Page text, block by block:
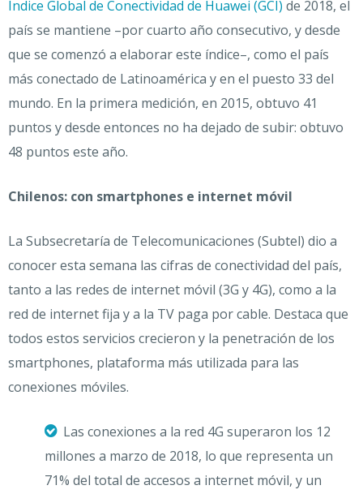
Índice Global de Conectividad de Huawei (GCI) de 2018, el
país se mantiene –por cuarto año consecutivo, y desde
que se comenzó a elaborar este índice–, como el país
más conectado de Latinoamérica y en el puesto 33 del
mundo. En la primera medición, en 2015, obtuvo 41
puntos y desde entonces no ha dejado de subir: obtuvo
48 puntos este año.
Chilenos: con smartphones e internet móvil
La Subsecretaría de Telecomunicaciones (Subtel) dio a
conocer esta semana las cifras de conectividad del país,
tanto a las redes de internet móvil (3G y 4G), como a la
red de internet fija y a la TV paga por cable. Destaca que
todos estos servicios crecieron y la penetración de los
smartphones, plataforma más utilizada para las
conexiones móviles.
Las conexiones a la red 4G superaron los 12
millones a marzo de 2018, lo que representa un
71% del total de accesos a internet móvil, y un